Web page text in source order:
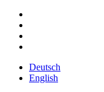
Deutsch
English